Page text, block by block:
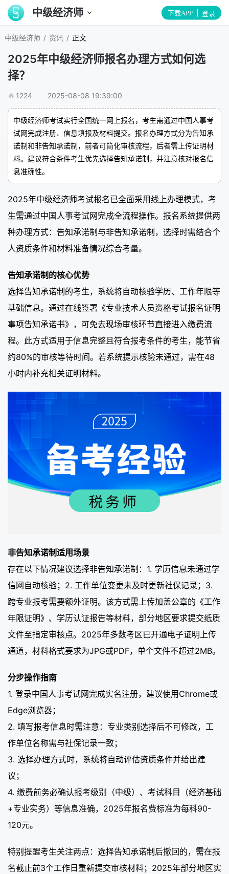
中级经济师 下载APP 登录
中级经济师 / 资讯 / 正文
2025年中级经济师报名办理方式如何选
择？
1224 2025-08-08 19:39:00
中级经济师考试实行全国统一网上报名，考生需通过中国人事考
试网完成注册、信息填报及材料提交。报名办理方式分为告知承
诺制和非告知承诺制，前者可简化审核流程，后者需上传证明材
料。建议符合条件考生优先选择告知承诺制，并注意核对报名信
息准确性。
2025年中级经济师考试报名已全面采用线上办理模式，考
生需通过中国人事考试网完成全流程操作。报名系统提供两
种办理方式：告知承诺制与非告知承诺制，选择时需结合个
人资质条件和材料准备情况综合考量。
告知承诺制的核心优势
选择告知承诺制的考生，系统将自动核验学历、工作年限等
基础信息。通过在线签署《专业技术人员资格考试报名证明
事项告知承诺书》，可免去现场审核环节直接进入缴费流
程。此方式适用于信息完整且符合报考条件的考生，能节省
约80%的审核等待时间。若系统提示核验未通过，需在48
小时内补充相关证明材料。
非告知承诺制适用场景
存在以下情况建议选择非告知承诺制：1. 学历信息未通过学
信网自动核验；2. 工作单位变更未及时更新社保记录；3.
跨专业报考需要额外证明。该方式需上传加盖公章的《工作
年限证明》、学历认证报告等材料，部分地区要求提交纸质
文件至指定审核点。2025年多数考区已开通电子证明上传
通道，材料格式要求为JPG或PDF，单个文件不超过2MB。
分步操作指南
1. 登录中国人事考试网完成实名注册，建议使用Chrome或
Edge浏览器；
2. 填写报考信息时需注意：专业类别选择后不可修改，工
作单位名称需与社保记录一致；
3. 选择办理方式时，系统将自动评估资质条件并给出建
议；
4. 缴费前务必确认报考级别（中级）、考试科目（经济基础
+专业实务）等信息准确，2025年报名费标准为每科90-
120元。
特别提醒考生关注两点：选择告知承诺制后撤回的，需在报
名截止前3个工作日重新提交审核材料；2025年部分地区实